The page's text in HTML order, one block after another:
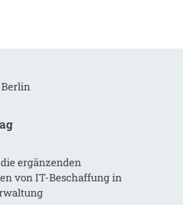
ergänzenden
von IT-Beschaffung in